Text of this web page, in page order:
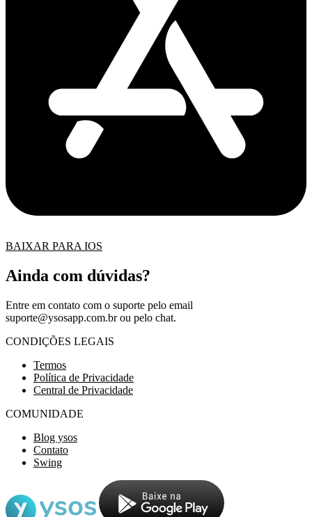
BAIXAR PARA IOS
Ainda com dúvidas?
Entre em contato com o suporte pelo email
suporte@ysosapp.com.brou pelo chat.
CONDIÇÕES LEGAIS
Termos
Política de Privacidade
Central de Privacidade
COMUNIDADE
Blog ysos
Contato
Swing